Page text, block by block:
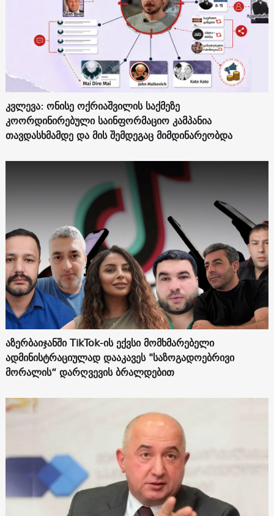
კვლევა: ონისე ოქრიაშვილის საქმეზე
კოორდინირებული საინფორმაციო კამპანია
თავდასხმამდე და მის შემდეგაც მიმდინარეობდა
აზერბაიჯანში TikTok-ის ექვსი მომხმარებელი
ადმინისტრაციულად დააკავეს "საზოგადოებრივი
მორალის“ დარღვევის ბრალდებით